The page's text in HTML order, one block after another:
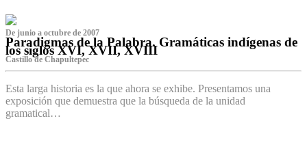
De junio a octubre de 2007
Paradigmas de la Palabra. Gramáticas indígenas de
los siglos XVI, XVII, XVIII
Castillo de Chapultepec
Esta larga historia es la que ahora se exhibe. Presentamos una
exposición que demuestra que la búsqueda de la unidad
gramatical…